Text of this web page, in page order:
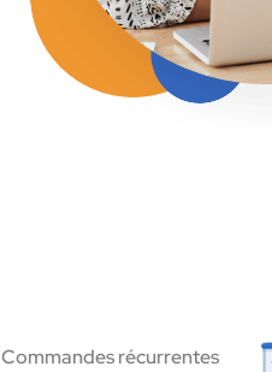
Commandes récurrentes